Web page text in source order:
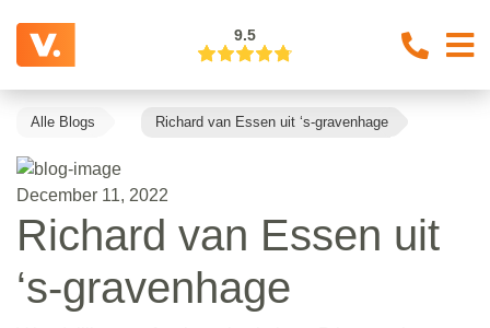
9.5
Alle Blogs Richard van Essen uit ‘s-gravenhage
December 11, 2022
Richard van Essen uit
‘s-gravenhage